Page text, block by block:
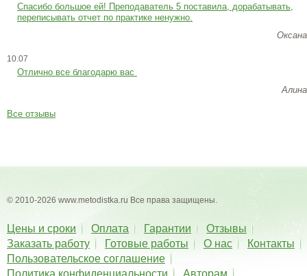
Cпасибо большое ей! Преподаватель 5 поставила, дорабатывать,
переписывать отчет по практике ненужно.
Оксана
10.07
Отлично все благодарю вас
Алина
Все отзывы
© 2010-2026 www.metodistka.ru Все права защищены.
Цены и сроки Оплата Гарантии
Отзывы
Заказать работу
Готовые работы О нас
Контакты
Пользовательское соглашение
Политика конфиденциальности
Авторам